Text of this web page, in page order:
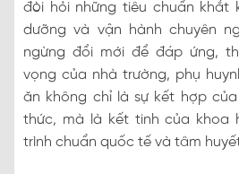
đòi hỏi những tiêu chuẩn khắt
dưỡng và vận hành chuyên
ngừng đổi mới để đáp ứng,
vọng của nhà trường, phụ
ăn không chỉ là sự kết hợp
thức, mà là kết tinh của khoa
trình chuẩn quốc tế và tâm